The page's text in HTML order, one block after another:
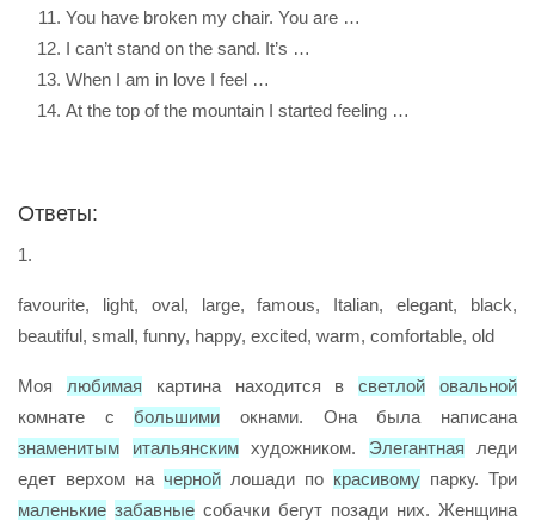
You have broken my chair. You are …
I can’t stand on the sand. It’s …
When I am in love I feel …
At the top of the mountain I started feeling …
Ответы:
1.
favourite, light, oval, large, famous, Italian, elegant, black,
beautiful, small, funny, happy, excited, warm, comfortable, old
Моя любимая картина находится всветлой
овальной
комнате с большими окнами. Она была написана
знаменитым
итальянскимхудожником. Элегантная леди
едет верхом на черной лошади по красивому парку. Три
маленькие забавные собачки бегут позади них. Женщина